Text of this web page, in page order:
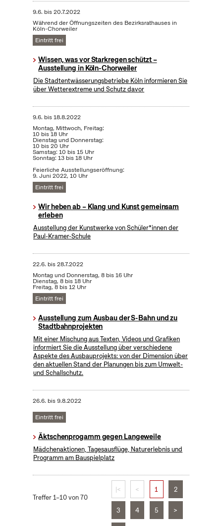
9.6. bis20.7.2022
Während der Öffnungszeiten des Bezirksrathauses in
Köln-Chorweiler
Eintritt frei
Wissen, was vor Starkregen schützt –
Ausstellung in Köln-Chorweiler
Die Stadtentwässerungsbetriebe Köln informieren Sie
über Wetterextreme und Schutz davor
9.6. bis18.8.2022
Montag, Mittwoch, Freitag:
10 bis 18 Uhr
Dienstag und Donnerstag:
10 bis 20 Uhr
Samstag: 10 bis 15 Uhr
Sonntag: 13 bis 18 Uhr
Feierliche Ausstellungseröffnung:
9. Juni 2022, 10 Uhr
Eintritt frei
Wir heben ab – Klang und Kunst gemeinsam
erleben
Ausstellung der Kunstwerke von Schüler*innen der
Paul-Kramer-Schule
22.6. bis28.7.2022
Montag und Donnerstag, 8 bis 16 Uhr
Dienstag, 8 bis 18 Uhr
Freitag, 8 bis 12 Uhr
Eintritt frei
Ausstellung zum Ausbau der S-Bahn und zu
Stadtbahnprojekten
Mit einer Mischung aus Texten, Videos und Grafiken
informiert Sie die Ausstellung über verschiedene
Aspekte des Ausbauprojekts: von der Dimension über
den aktuellen Stand der Planungen bis zum Umwelt-
und Schallschutz.
26.6. bis9.8.2022
Eintritt frei
Äktschenprogamm gegen Langeweile
Mädchenaktionen, Tagesausflüge, Naturerlebnis und
Programm am Bauspielplatz
Treffer 1–10 von 70
|< < 1 2
3 4 5 >